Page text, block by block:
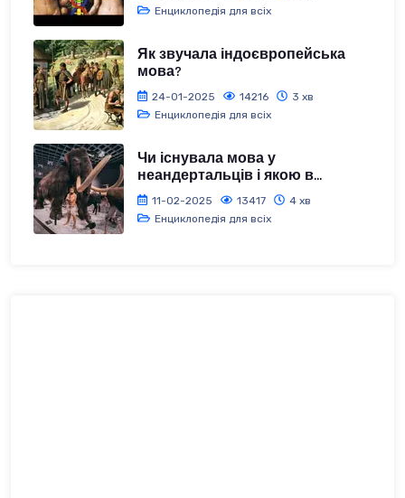
Енциклопедія для всіх
Як звучала індоєвропейська
мова?
24-01-2025 14216
3 хв
Енциклопедія для всіх
Чи існувала мова у
неандертальців і якою в...
11-02-2025 13417
4 хв
Енциклопедія для всіх